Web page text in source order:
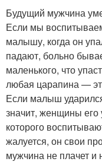
Будущий мужчина
Если мы
малышу, когда он
падают, больно
маленького, что
любая царапина —
Если малыш
значит, женщины
которого
жалуется, он свои
мужчина не плачет и